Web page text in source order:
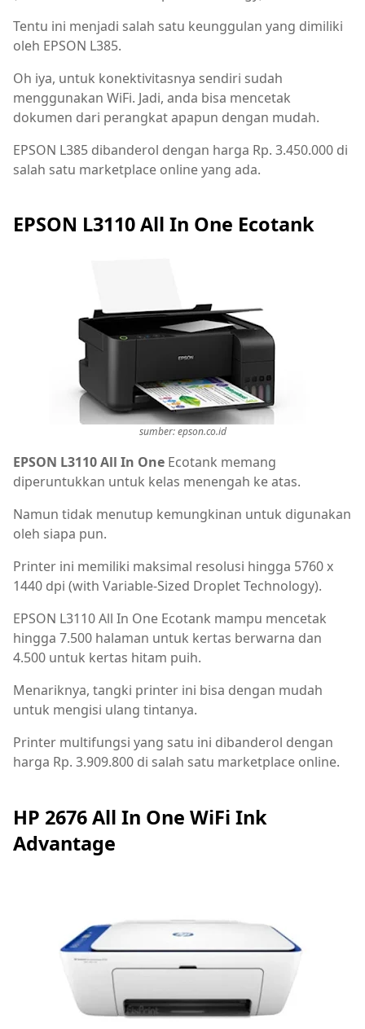
Tentu ini menjadi salah satu keunggulan yang dimiliki
oleh EPSON L385.
Oh iya, untuk konektivitasnya sendiri sudah
menggunakan WiFi. Jadi, anda bisa mencetak
dokumen dari perangkat apapun dengan mudah.
EPSON L385 dibanderol dengan harga Rp. 3.450.000 di
salah satu marketplace online yang ada.
EPSON L3110 All In One Ecotank
sumber: epson.co.id
EPSON L3110 All In One Ecotank memang
diperuntukkan untuk kelas menengah ke atas.
Namun tidak menutup kemungkinan untuk digunakan
oleh siapa pun.
Printer ini memiliki maksimal resolusi hingga 5760 x
1440 dpi (with Variable-Sized Droplet Technology).
EPSON L3110 All In One Ecotank mampu mencetak
hingga 7.500 halaman untuk kertas berwarna dan
4.500 untuk kertas hitam puih.
Menariknya, tangki printer ini bisa dengan mudah
untuk mengisi ulang tintanya.
Printer multifungsi yang satu ini dibanderol dengan
harga Rp. 3.909.800 di salah satu marketplace online.
HP 2676 All In One WiFi Ink
Advantage